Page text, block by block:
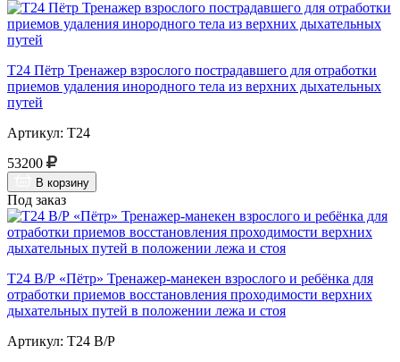
Т24 Пётр Тренажер взрослого пострадавшего для отработки
приемов удаления инородного тела из верхних дыхательных
путей
Артикул: Т24
53200
В корзину
Под заказ
Т24 В/Р «Пётр» Тренажер-манекен взрослого и ребёнка для
отработки приемов восстановления проходимости верхних
дыхательных путей в положении лежа и стоя
Артикул: Т24 В/Р